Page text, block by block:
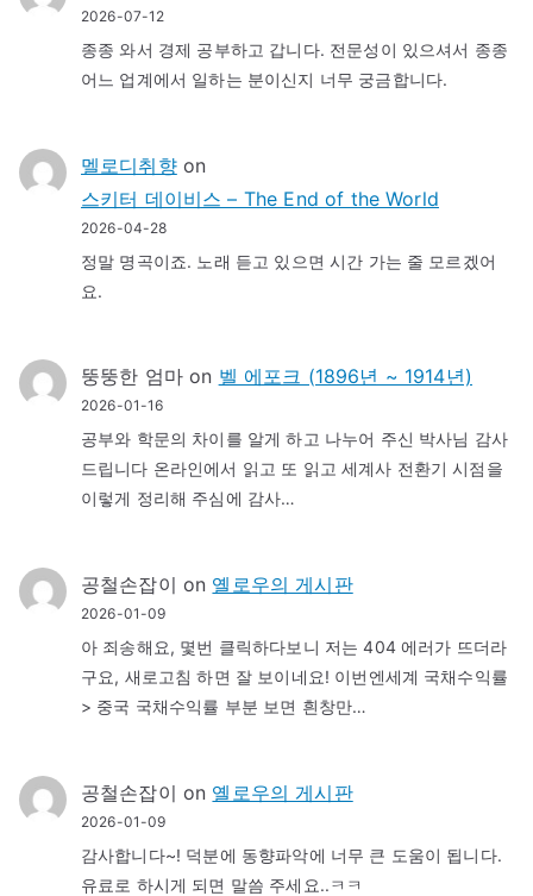
2026-07-12
종종 와서 경제 공부하고 갑니다. 전문성이 있으셔서 종종
어느 업계에서 일하는 분이신지 너무 궁금합니다.
멜로디취향on
스키터 데이비스 – The End of the World
2026-04-28
정말 명곡이죠. 노래 듣고 있으면 시간 가는 줄 모르겠어
요.
뚱뚱한 엄마on 벨 에포크 (1896년 ~ 1914년)
2026-01-16
공부와 학문의 차이를 알게 하고 나누어 주신 박사님 감사
드립니다 온라인에서 읽고 또 읽고 세계사 전환기 시점을
이렇게 정리해 주심에 감사…
공철손잡이 on 옐로우의 게시판
2026-01-09
아 죄송해요, 몇번 클릭하다보니 저는 404 에러가 뜨더라
구요, 새로고침 하면 잘 보이네요! 이번엔세계 국채수익률
> 중국 국채수익률 부분 보면 흰창만…
공철손잡이 on 옐로우의 게시판
2026-01-09
감사합니다~! 덕분에 동향파악에 너무 큰 도움이 됩니다.
유료로 하시게 되면 말씀 주세요..ㅋㅋ